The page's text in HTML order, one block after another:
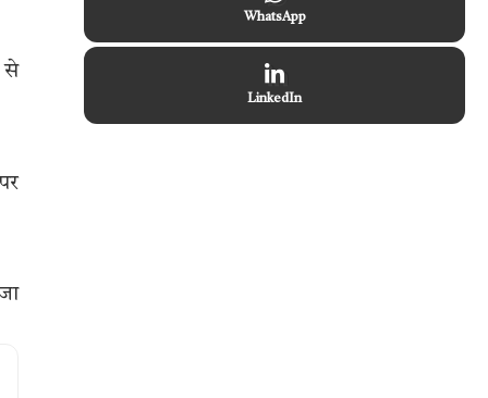
से
WhatsApp
LinkedIn